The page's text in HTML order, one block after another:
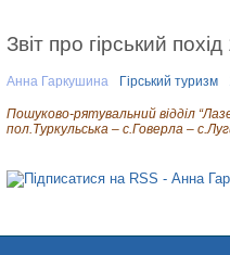
Звіт про гірський
Анна Гаркушина Гірський туризм
Пошуково-рятувальний відділ
пол.Туркульська – с.Говерла –